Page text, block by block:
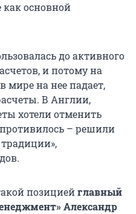
как основной
до активного
и потому на
мире на нее падает,
В Англии,
хотели отменить
– решили
позициейглавный
Александр